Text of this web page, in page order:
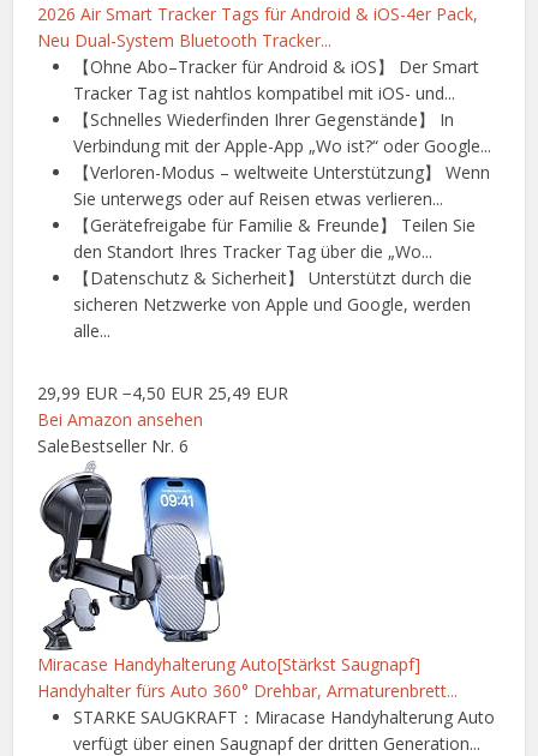
2026 Air Smart Tracker Tags für Android & iOS-4er Pack,
Neu Dual-System Bluetooth Tracker...
【Ohne Abo–Tracker für Android & iOS】 Der Smart
Tracker Tag ist nahtlos kompatibel mit iOS- und...
【Schnelles Wiederfinden Ihrer Gegenstände】 In
Verbindung mit der Apple-App „Wo ist?“ oder Google...
【Verloren-Modus – weltweite Unterstützung】 Wenn
Sie unterwegs oder auf Reisen etwas verlieren...
【Gerätefreigabe für Familie & Freunde】 Teilen Sie
den Standort Ihres Tracker Tag über die „Wo...
【Datenschutz & Sicherheit】 Unterstützt durch die
sicheren Netzwerke von Apple und Google, werden
alle...
29,99 EUR −4,50 EUR 25,49 EUR
Bei Amazon ansehen
SaleBestseller Nr. 6
Miracase Handyhalterung Auto[Stärkst Saugnapf]
Handyhalter fürs Auto 360° Drehbar, Armaturenbrett...
STARKE SAUGKRAFT：Miracase Handyhalterung Auto
verfügt über einen Saugnapf der dritten Generation...